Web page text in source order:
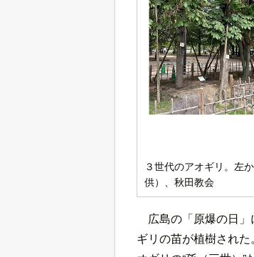
３世代のアオギリ。左
供）、秋田教会
広島の「原爆の日
ギリの苗が植樹され